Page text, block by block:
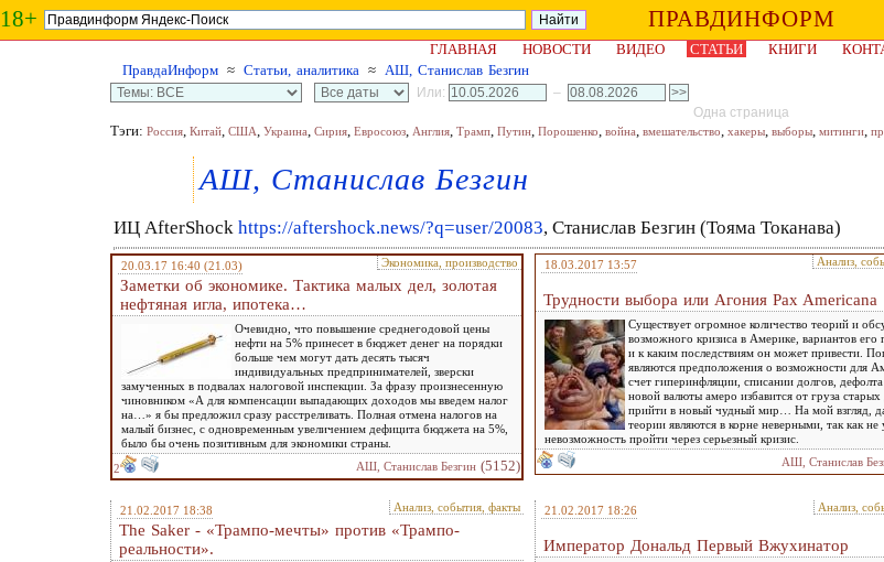
18+ ПРАВДИНФОРМ
ГЛАВНАЯ
НОВОСТИ ВИДЕО СТАТЬИ КНИГИ
ПравдаИнформ ≈ Статьи, аналитика ≈ АШ, Станислав Безгин
Или:
–
Одна страница
Тэги: Россия, Китай, США, Украина, Сирия, Евросоюз, Англия, Трамп, Путин, Порошенко, война, вмешательство, хакеры, выборы, митинги,
АШ, Станислав Безгин
ИЦ AfterShock https://aftershock.news/?q=user/20083, Станислав Безгин (Тояма Токанава)
20.03.17 16:40 (21.03) Экономика, производство
Заметки об экономике. Тактика малых дел, золотая
нефтяная игла, ипотека…
Очевидно, что повышение среднегодовой цены
нефти на 5% принесет в бюджет денег на порядки
больше чем могут дать десять тысяч
индивидуальных предпринимателей, зверски
замученных в подвалах налоговой инспекции. За фразу произнесенную
чиновником «А для компенсации выпадающих доходов мы введем налог
на…» я бы предложил сразу расстреливать. Полная отмена налогов на
малый бизнес, с одновременным увеличением дефицита бюджета на 5%,
было бы очень позитивным для экономики страны.
2
АШ, Станислав Безгин (5152)
18.03.2017 13:57 Анализ,
Трудности выбора или Агония Pax Americana
Существует огромное количество теорий и
возможного кризиса в Америке, вариантов его
и к каким последствиям он может привести.
являются предположения о возможности для
счет гиперинфляции, списании долгов,
новой валюты амеро избавится от груза старых
прийти в новый чудный мир… На мой взгляд,
теории являются в корне неверными, так как
невозможность пройти через серьезный кризис.
АШ, Станислав
21.02.2017 18:38 Анализ, события, факты
The Saker - «Трампо-мечты» против «Трампо-
реальности».
21.02.2017 18:26 Анализ,
Император Дональд Первый Вжухинатор